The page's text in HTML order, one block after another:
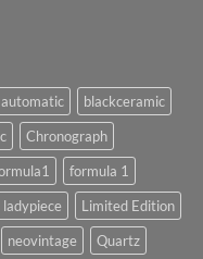
automatic
blackceramic
Chronograph
formula 1
ladypiece
Limited Edition
neovintage
Quartz